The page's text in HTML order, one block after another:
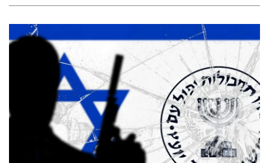
صحّة وصحن
الرياضة
منوّعات
حظّك اليوم